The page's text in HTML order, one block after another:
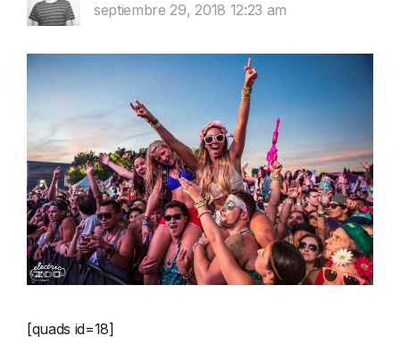
septiembre 29, 2018 12:23 am
[quads id=18]